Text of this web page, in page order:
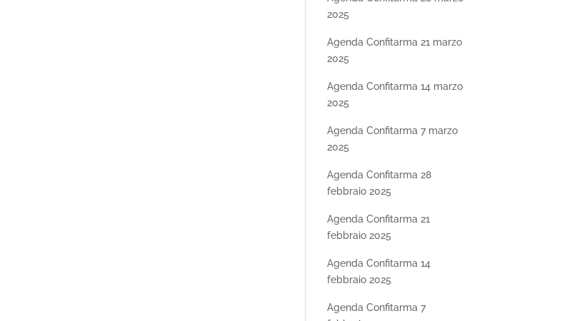
2025
Agenda Confitarma 21 marzo
2025
Agenda Confitarma 14 marzo
2025
Agenda Confitarma 7 marzo
2025
Agenda Confitarma 28
febbraio 2025
Agenda Confitarma 21
febbraio 2025
Agenda Confitarma 14
febbraio 2025
Agenda Confitarma 7